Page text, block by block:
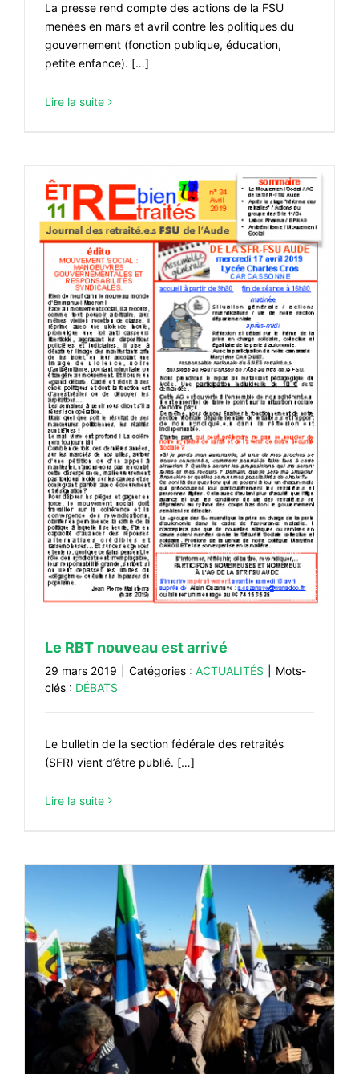
La presse rend compte des actions de la FSU
menées en mars et avril contre les politiques du
gouvernement (fonction publique, éducation,
petite enfance). […]
Lire la suite
Le RBT nouveau est arrivé
29 mars 2019 Catégories : ACTUALITÉS
Mots-
clés : DÉBATS
Le bulletin de la section fédérale des retraités
(SFR) vient d’être publié. […]
Lire la suite